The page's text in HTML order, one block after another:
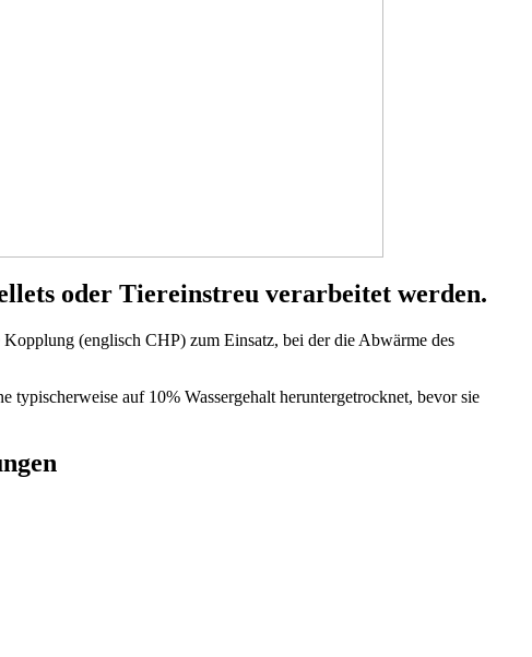
oder Tiereinstreu verarbeitet werden.
(englisch CHP) zum Einsatz, bei der die Abwärme des
auf 10% Wassergehalt heruntergetrocknet, bevor sie